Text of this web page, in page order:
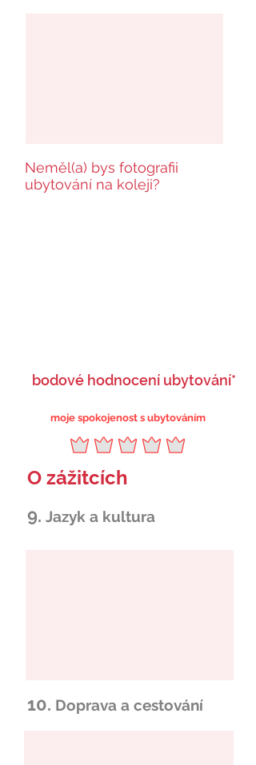
Neměl(a) bys fotografii
ubytování na koleji?
bodové hodnocení ubytování*
moje spokojenost s ubytováním
O zážitcích
9. Jazyk a kultura
10. Doprava a cestování